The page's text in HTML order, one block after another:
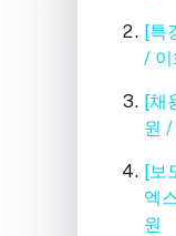
[특
/ 이
[채
원
[보
엑
원